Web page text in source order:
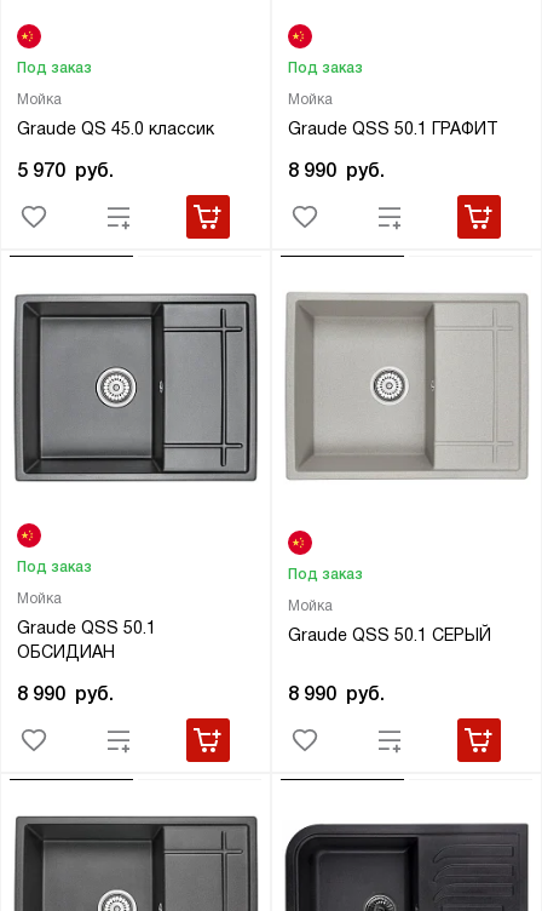
Мойка
Graude QS 45.0 классик
Под заказ
5 970 руб.
Мойка
Graude QSS 50.1 ГРАФИТ
Под заказ
8 990 руб.
Мойка
Graude QSS 50.1
ОБСИДИАН
Под заказ
8 990 руб.
Мойка
Graude QSS 50.1 СЕРЫЙ
Под заказ
8 990 руб.